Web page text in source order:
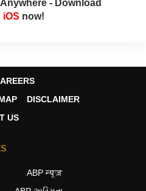
to help ensure government
reach those in genuine
- Download
iOS now!
DISCLAIMER
US
ABP न्यूज़